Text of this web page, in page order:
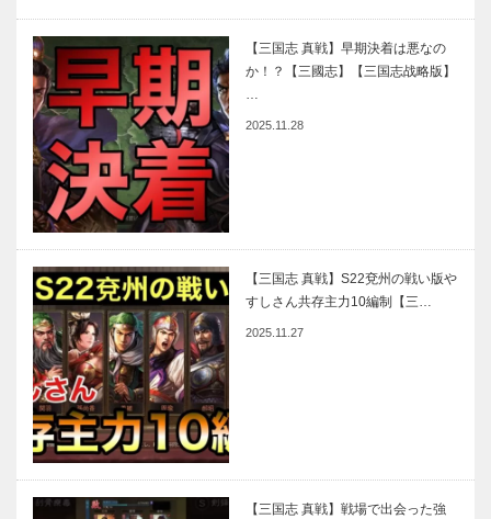
【三国志 真戦】早期決着は悪なの
か！？【三國志】【三国志战略版】
…
2025.11.28
【三国志 真戦】S22兗州の戦い版や
すしさん共存主力10編制【三…
2025.11.27
【三国志 真戦】戦場で出会った強